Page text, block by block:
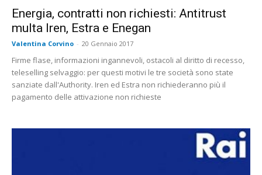
Energia, contratti non richiesti: Antitrust
multa Iren, Estra e Enegan
Valentina Corvino - 20 Gennaio 2017
Firme flase, informazioni ingannevoli, ostacoli al diritto di recesso,
teleselling selvaggio: per questi motivi le tre società sono state
sanziate dall'Authority. Iren ed Estra non richiederanno più il
pagamento delle attivazione non richieste